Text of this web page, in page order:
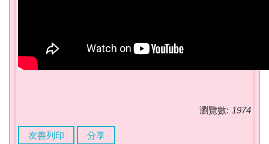
瀏覽數: 1974
友善列印 分享